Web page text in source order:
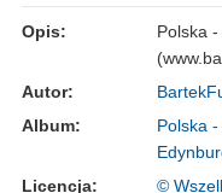
Opis:
Polska -
Autor:
Album:
Polska
Licencja:
©